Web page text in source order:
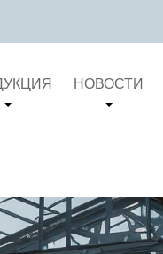
НОВОСТИ